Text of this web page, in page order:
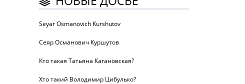
Seyar Osmanovich Kurshutov
Сеяр Османович Куршутов
Кто такая Татьяна Кагановская?
Хто такий Володимир Цибулько?